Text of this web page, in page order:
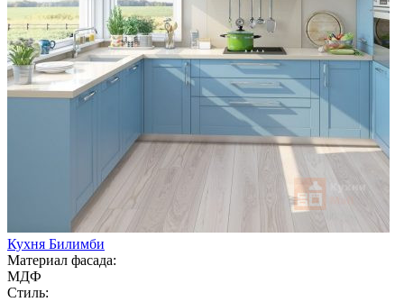
Кухня Билимби
Материал фасада:
МДФ
Стиль: